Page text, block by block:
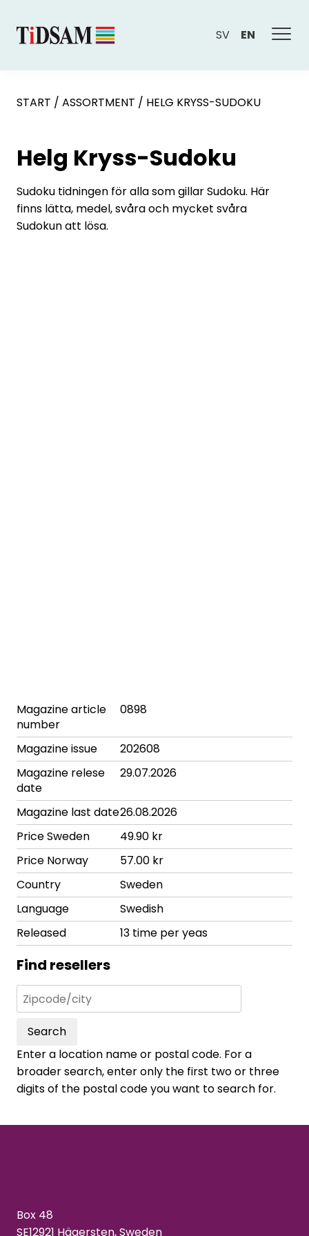
SV EN
START / ASSORTMENT / HELG KRYSS-SUDOKU
Helg Kryss-Sudoku
Sudoku tidningen för alla som gillar Sudoku. Här
finns lätta, medel, svåra och mycket svåra
Sudokun att lösa.
Magazine article
number
0898
Magazine issue
202608
Magazine relese
date
29.07.2026
Magazine last date26.08.2026
Price Sweden
49.90 kr
Price Norway
57.00 kr
Country
Sweden
Language
Swedish
Released
13 time per yeas
Find resellers
Search
Enter a location name or postal code. For a
broader search, enter only the first two or three
digits of the postal code you want to search for.
Box 48
SE12921 Hägersten, Sweden